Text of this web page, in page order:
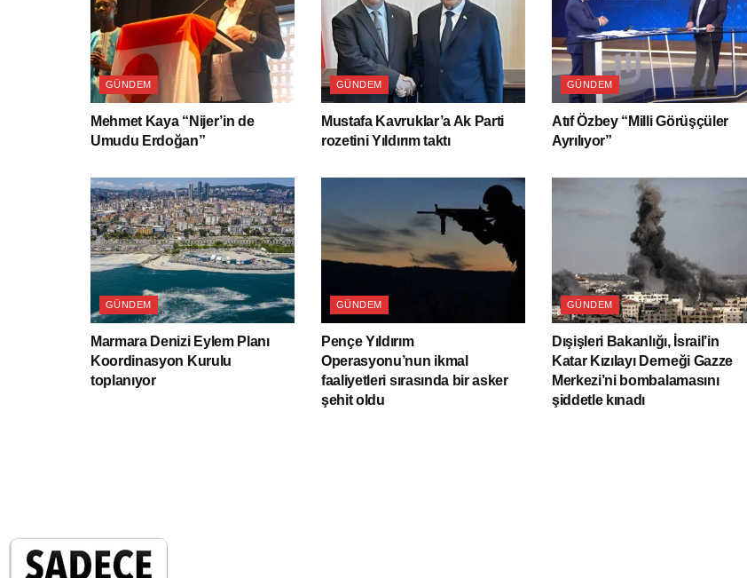
GÜNDEM
Mehmet Kaya “Nijer’in de
Umudu Erdoğan”
GÜNDEM
Mustafa Kavruklar’a Ak Parti
rozetini Yıldırım taktı
GÜNDEM
Atıf Özbey “Milli Görüşçüler
Ayrılıyor”
GÜNDEM
Marmara Denizi Eylem Planı
Koordinasyon Kurulu
toplanıyor
GÜNDEM
Pençe Yıldırım
Operasyonu’nun ikmal
faaliyetleri sırasında bir asker
şehit oldu
GÜNDEM
Dışişleri Bakanlığı, İsrail’in
Katar Kızılayı Derneği Gazze
Merkezi’ni bombalamasını
şiddetle kınadı